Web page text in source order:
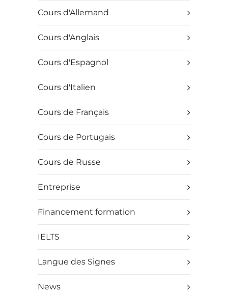
Cours d'Allemand
Cours d'Anglais
Cours d'Espagnol
Cours d'Italien
Cours de Français
Cours de Portugais
Cours de Russe
Entreprise
Financement formation
IELTS
Langue des Signes
News